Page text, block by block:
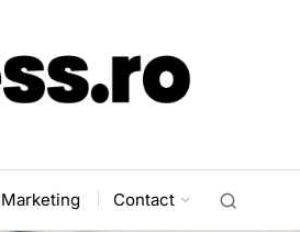
Marketing Contact